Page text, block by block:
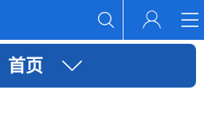
首页